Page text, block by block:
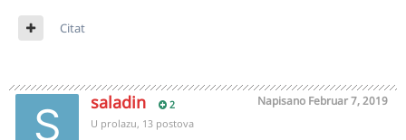
Citat
saladin 2 Napisano Februar 7, 2019
U prolazu, 13 postova